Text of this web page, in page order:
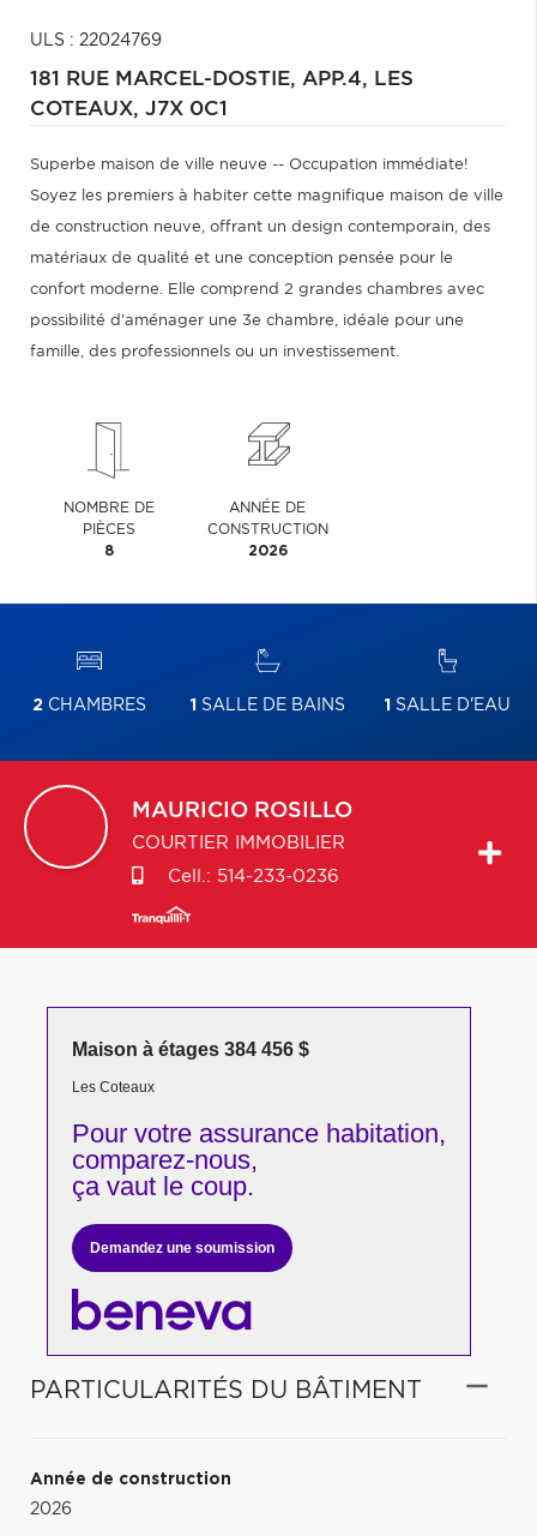
ULS : 22024769
181 RUE MARCEL-DOSTIE, APP.4, LES
COTEAUX, J7X 0C1
Superbe maison de ville neuve -- Occupation immédiate!
Soyez les premiers à habiter cette magnifique maison de ville
de construction neuve, offrant un design contemporain, des
matériaux de qualité et une conception pensée pour le
confort moderne. Elle comprend 2 grandes chambres avec
possibilité d'aménager une 3e chambre, idéale pour une
famille, des professionnels ou un investissement.
NOMBRE DE
PIÈCES
8
ANNÉE DE
CONSTRUCTION
2026
2 CHAMBRES 1 SALLE DE BAINS 1 SALLE D'EAU
MAURICIO ROSILLO
COURTIER IMMOBILIER
Cell.: 514-233-0236
Maison à étages 384 456 $
Les Coteaux
Pour votreassurance habitation,
comparez-nous,
ça vaut le coup.
Demandez une soumission
PARTICULARITÉS DU BÂTIMENT
Année de construction
2026